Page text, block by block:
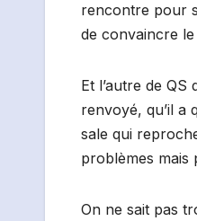
rencontre pour
de convaincre
Et l’autre de
renvoyé, qu’il a
sale qui
problèmes mais
On ne sait pas